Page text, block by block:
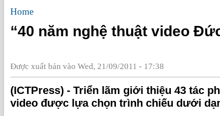
Home
“40 năm nghệ thuật video
Được xuất bản vào Wed, 21/09/2011 - 17:38
(ICTPress) - Triển lãm giới thiệu 43 tác
video được lựa chọn trình chiếu dưới